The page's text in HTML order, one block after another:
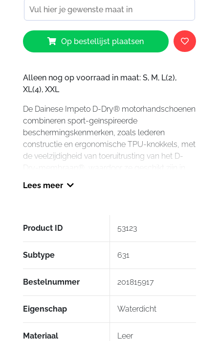
Dainese
Impeto
D-
Gloves
631
Op bestellijst plaatsen
Alleen nog op voorraad in maat: S, M, L(2),
XL(4), XXL
De Dainese Impeto D-Dry® motorhandschoenen
combineren sport-geïnspireerde
beschermingskenmerken, zoals lederen
constructie en ergonomische TPU-knokkels, met
de veelzijdigheid van toeruitrusting van het D-
Dry-membraan®, waardoor ze geschikt zijn in
weersomstandigheden. Met de Smart Touch-
gebruiken zonder de handschoenen uit te doen.
De versterkte manchet biedt extra bescherming
Kenmerken:
waterdichte leren motorhandschoenen
technologie
Kat. II – EN13594/2015, niveau 1 norm
Lees meer
Product ID 53123
Subtype 631
Bestelnummer 201815917
Eigenschap Waterdicht
Materiaal Leer